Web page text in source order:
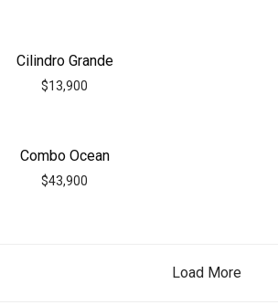
Cilindro Grande
$13,900
Combo Ocean
$43,900
Load More